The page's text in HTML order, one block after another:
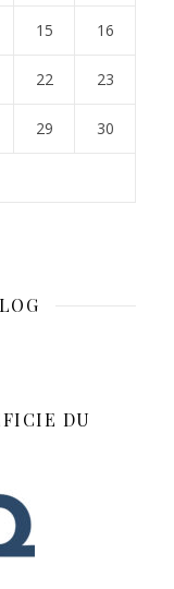
15 16
22 23
29 30
DU